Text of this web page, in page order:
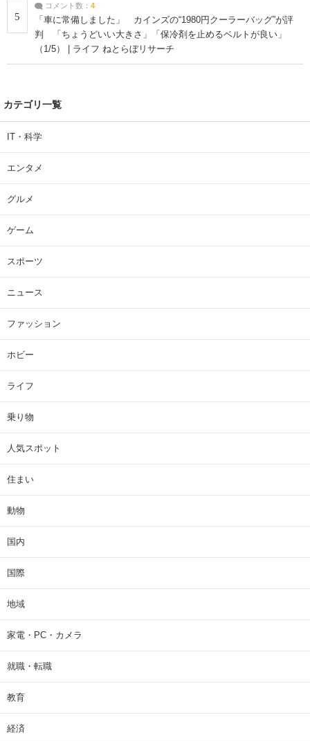
5
コメント数： 4
「車に常備しました」 カインズの“1980円クーラーバッグ”が評
判 「ちょうどいい大きさ」「保冷剤を止めるベルトが良い」
（1/5） | ライフ ねとらぼリサーチ
カテゴリ一覧
IT・科学
エンタメ
グルメ
ゲーム
スポーツ
ニュース
ファッション
ホビー
ライフ
乗り物
人気スポット
住まい
動物
国内
国際
地域
家電・PC・カメラ
就職・転職
教育
経済